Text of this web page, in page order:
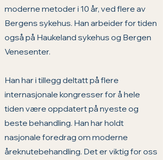
moderne metoder i 10 år, ved flere av
Bergens sykehus. Han arbeider for tiden
også på Haukeland sykehus og Bergen
Venesenter.
Han har i tillegg deltatt på flere
internasjonale kongresser for å hele
tiden være oppdatert på nyeste og
beste behandling. Han har holdt
nasjonale foredrag om moderne
åreknutebehandling. Det er viktig for oss